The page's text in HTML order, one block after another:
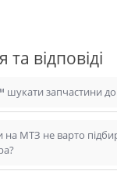
та відповіді
шукати запчастини
на МТЗ не варто